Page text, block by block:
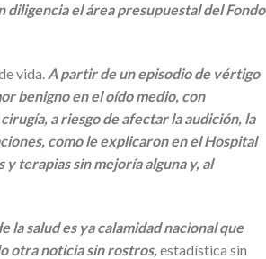
diligencia el área presupuestal del Fondo
vida. A partir de un episodio de vértigo
benigno en el oído medio, con
a riesgo de afectar la audición, la
como le explicaron en el Hospital
y terapias sin mejoría alguna y, al
la salud es ya calamidad nacional que
otra noticia sin rostros,estadística sin